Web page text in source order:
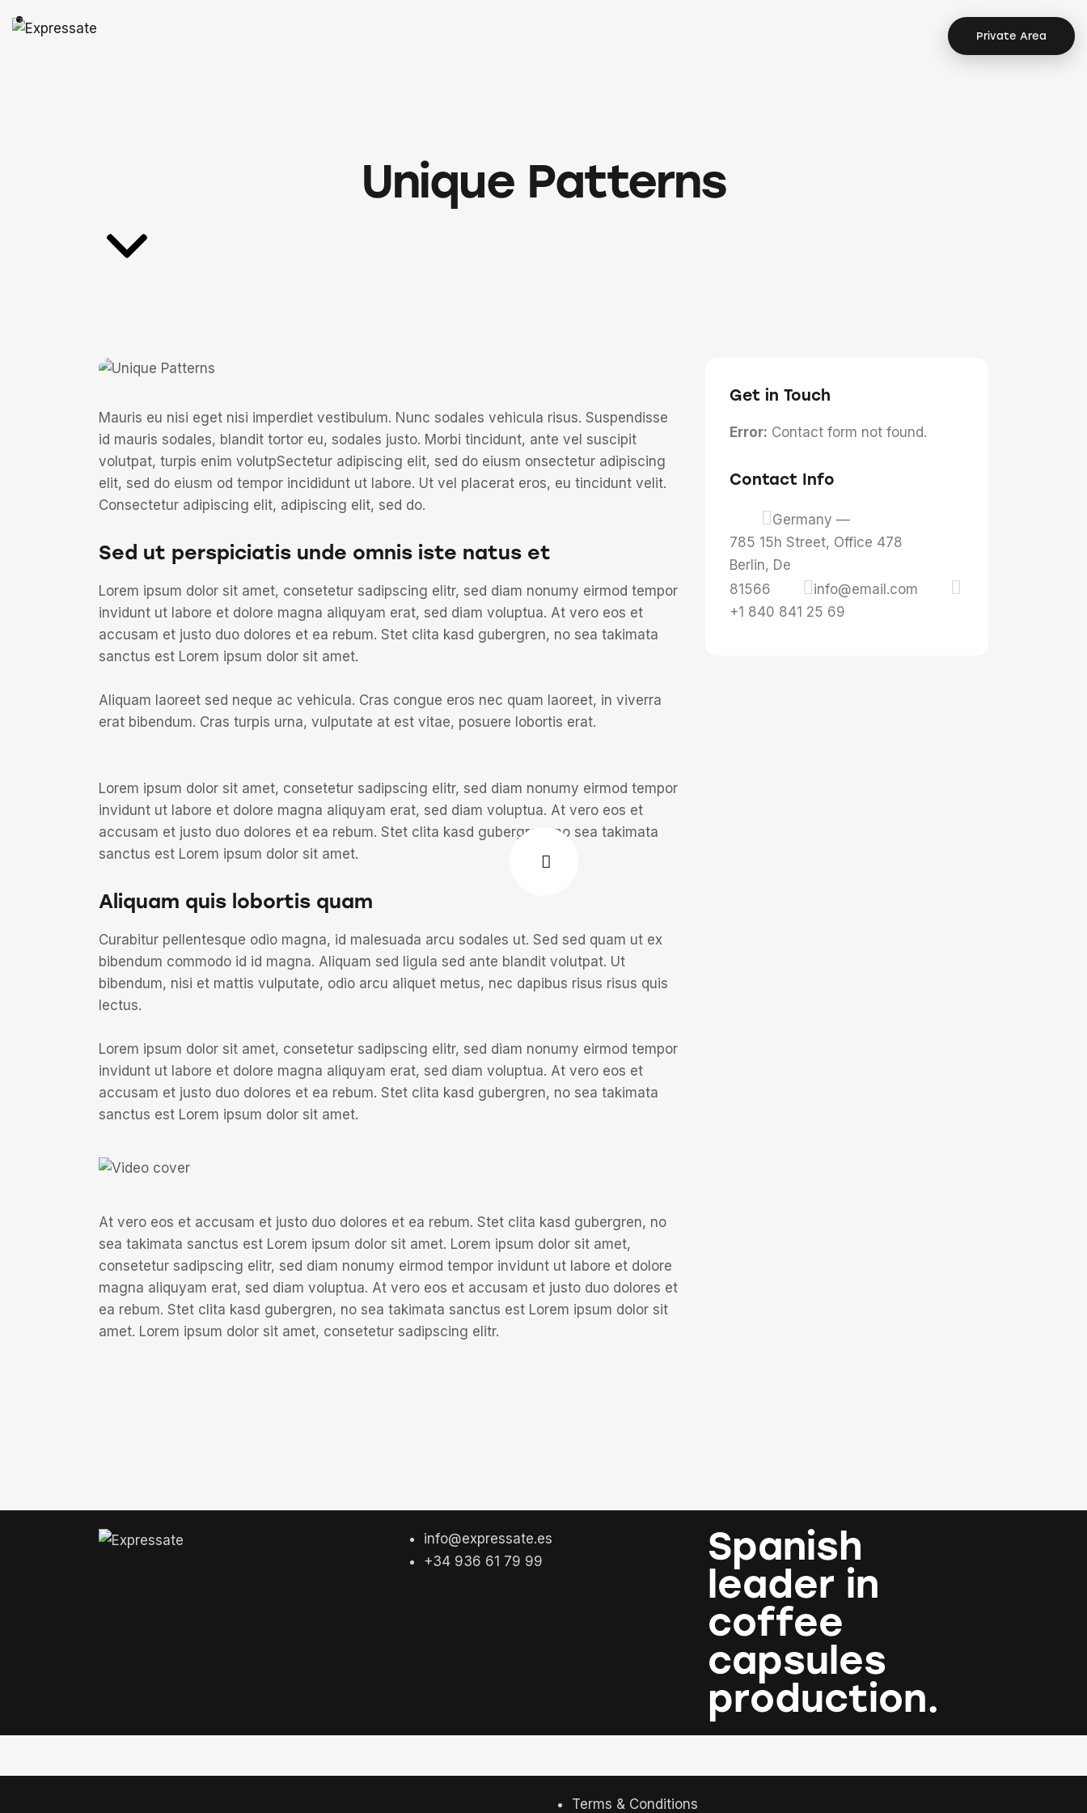
Private Area
Unique Patterns
Mauris eu nisi eget nisi imperdiet vestibulum. Nunc sodales vehicula risus. Suspendisse
id mauris sodales, blandit tortor eu, sodales justo. Morbi tincidunt, ante vel suscipit
volutpat, turpis enim volutpSectetur adipiscing elit, sed do eiusm onsectetur adipiscing
elit, sed do eiusm od tempor incididunt ut labore. Ut vel placerat eros, eu tincidunt velit.
Consectetur adipiscing elit, adipiscing elit, sed do.
Sed ut perspiciatis unde omnis iste natus et
Lorem ipsum dolor sit amet, consetetur sadipscing elitr, sed diam nonumy eirmod tempor
invidunt ut labore et dolore magna aliquyam erat, sed diam voluptua. At vero eos et
accusam et justo duo dolores et ea rebum. Stet clita kasd gubergren, no sea takimata
sanctus est Lorem ipsum dolor sit amet.
Aliquam laoreet sed neque ac vehicula. Cras congue eros nec quam laoreet, in viverra
erat bibendum. Cras turpis urna, vulputate at est vitae, posuere lobortis erat.
Lorem ipsum dolor sit amet, consetetur sadipscing elitr, sed diam nonumy eirmod tempor
invidunt ut labore et dolore magna aliquyam erat, sed diam voluptua. At vero eos et
accusam et justo duo dolores et ea rebum. Stet clita kasd gubergren, no sea takimata
sanctus est Lorem ipsum dolor sit amet.
Aliquam quis lobortis quam
Curabitur pellentesque odio magna, id malesuada arcu sodales ut. Sed sed quam ut ex
bibendum commodo id id magna. Aliquam sed ligula sed ante blandit volutpat. Ut
bibendum, nisi et mattis vulputate, odio arcu aliquet metus, nec dapibus risus risus quis
lectus.
Lorem ipsum dolor sit amet, consetetur sadipscing elitr, sed diam nonumy eirmod tempor
invidunt ut labore et dolore magna aliquyam erat, sed diam voluptua. At vero eos et
accusam et justo duo dolores et ea rebum. Stet clita kasd gubergren, no sea takimata
sanctus est Lorem ipsum dolor sit amet.
At vero eos et accusam et justo duo dolores et ea rebum. Stet clita kasd gubergren, no
sea takimata sanctus est Lorem ipsum dolor sit amet. Lorem ipsum dolor sit amet,
consetetur sadipscing elitr, sed diam nonumy eirmod tempor invidunt ut labore et dolore
magna aliquyam erat, sed diam voluptua. At vero eos et accusam et justo duo dolores et
ea rebum. Stet clita kasd gubergren, no sea takimata sanctus est Lorem ipsum dolor sit
amet. Lorem ipsum dolor sit amet, consetetur sadipscing elitr.
Get in Touch
Error: Contact form not found.
Contact Info
Germany —
785 15h Street, Office 478
Berlin, De
81566
info@email.com
+1 840 841 25 69
info@expressate.es
+34 936 61 79 99
Spanish
leader in
coffee
capsules
production.
Terms & Conditions